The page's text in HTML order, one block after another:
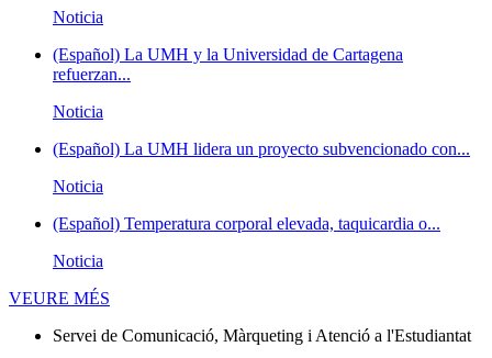
Noticia
(Español) La UMH y la Universidad de Cartagena
refuerzan...
Noticia
(Español) La UMH lidera un proyecto subvencionado con...
Noticia
(Español) Temperatura corporal elevada, taquicardia o...
Noticia
VEURE MÉS
Servei de Comunicació, Màrqueting i Atenció a l'Estudiantat